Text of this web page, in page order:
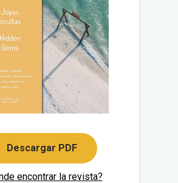
Descargar PDF
encontrar la revista?